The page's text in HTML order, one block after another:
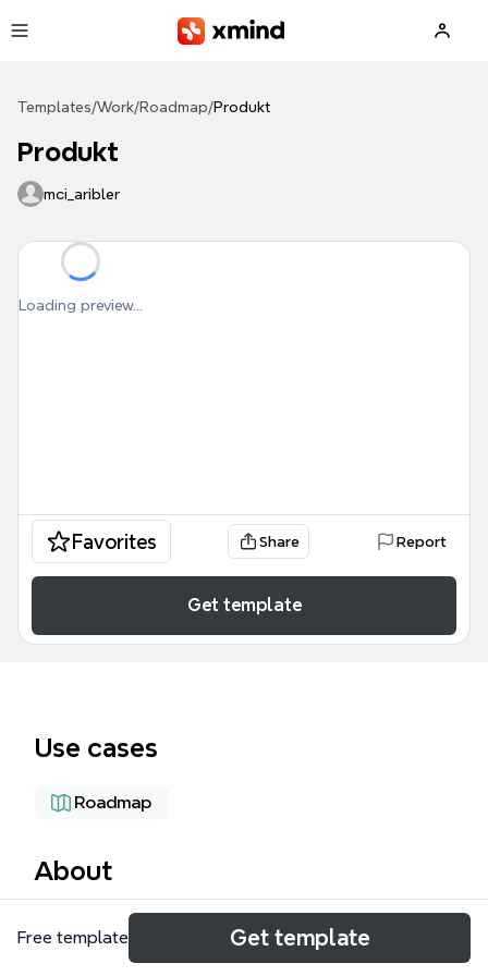
Templates/Work/Roadmap/Produkt
Produkt
mci_aribler
Loading preview...
Favorites Share Report
Get template
Use cases
Roadmap
About
Die Produkt-Mindmap von Xmind ist ein
strukturiertes Template für den gesamten
Free template Get template